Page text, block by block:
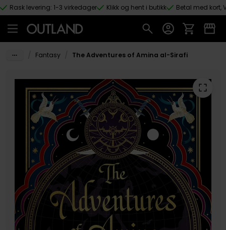
Hopp til hovedinnhold
Rask levering: 1-3 virkedager Klikk og hent i butikk Betal med kort,
Fantasy The Adventures of Amina al-Sirafi